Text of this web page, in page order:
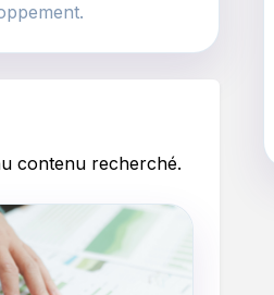
contenu recherché.